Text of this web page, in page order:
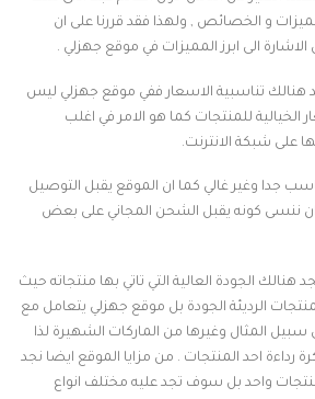
و الخصائص , ولهذا فقد قررنا على ان
الى ابرز المميزات في موقع جهزلي .
هنالك تناسبية الاسعار ففي موقع جهزلي ليس
للمنتجات كما هو الامر في اغلب
على شبكة الانترنت.
جدا وغير غالي كما ان الموقع يقبل التوصيل
ننسى كونه يقبل الشحن المجاني على بعض
الجودة العالية التي تاتي بها منتجاته حيث
الرديئة الجودة بل موقع جهزلي يتعامل مع
المثال وغيرها من الماركات الشهيرة لذا
رداءة احد المنتجات . من مزايا الموقع ايضا نجد
واحد بل سوف تجد عليه مختلف انواع